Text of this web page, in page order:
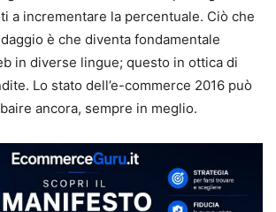
a incrementare la percentuale. Ciò che
è che diventa fondamentale
in diverse lingue; questo in ottica di
Lo stato dell’e-commerce 2016 può
ancora, sempre in meglio.